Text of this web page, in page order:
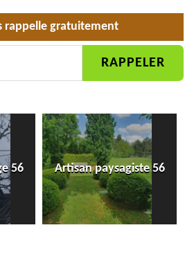
rappelle gratuitement
56 Artisan paysagiste 56